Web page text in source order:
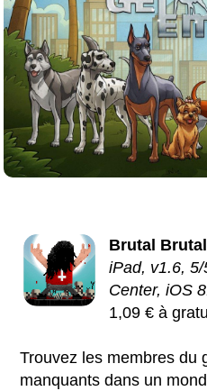
Brutal
iPad, v1.6,
Center, iOS
1,09 € à
Trouvez les membres du
manquants dans un